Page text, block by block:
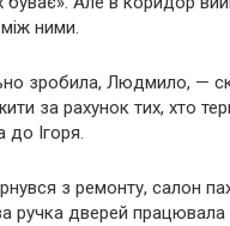
ними.
зробила, Людмило, —
за рахунок тих, хто
до Ігоря.
з ремонту, салон
ручка дверей працювала